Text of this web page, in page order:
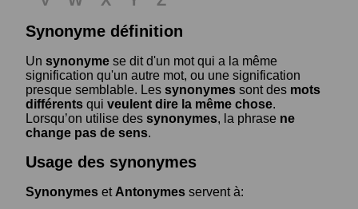
Synonyme définition
Un synonyme se dit d'un mot qui a la même
signification qu'un autre mot, ou une signification
presque semblable. Les synonymes sont des mots
différents qui veulent dire la même chose.
Lorsqu’on utilise des synonymes, la phrase ne
change pas de sens.
Usage des synonymes
Synonymes et Antonymes servent à: